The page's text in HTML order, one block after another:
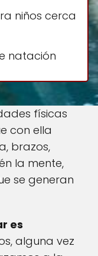
niños cerca
natación
físicas
con ella
brazos,
la mente,
se generan
es
alguna vez